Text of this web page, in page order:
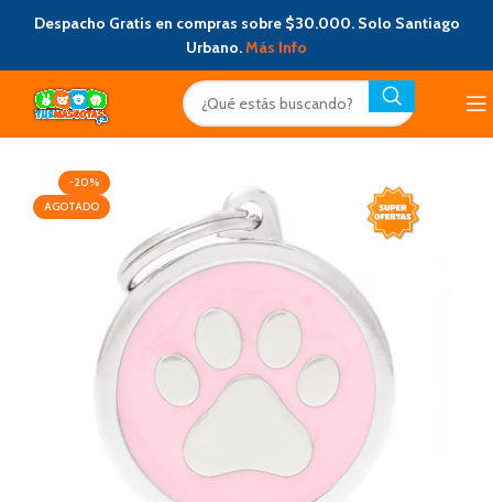
Despacho Gratis en compras sobre $30.000. Solo Santiago
Urbano.Más Info
-20%
AGOTADO